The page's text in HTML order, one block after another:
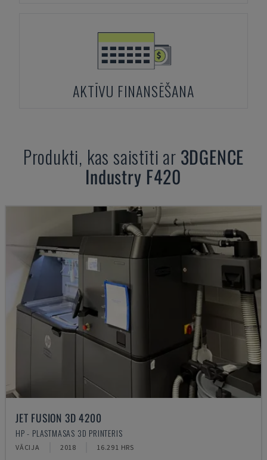
AKTĪVU FINANSĒŠANA
Produkti, kas saistīti ar 3DGENCE
Industry F420
JET FUSION 3D 4200
HP - PLASTMASAS 3D PRINTERIS
VĀCIJA 2018 16.291 HRS